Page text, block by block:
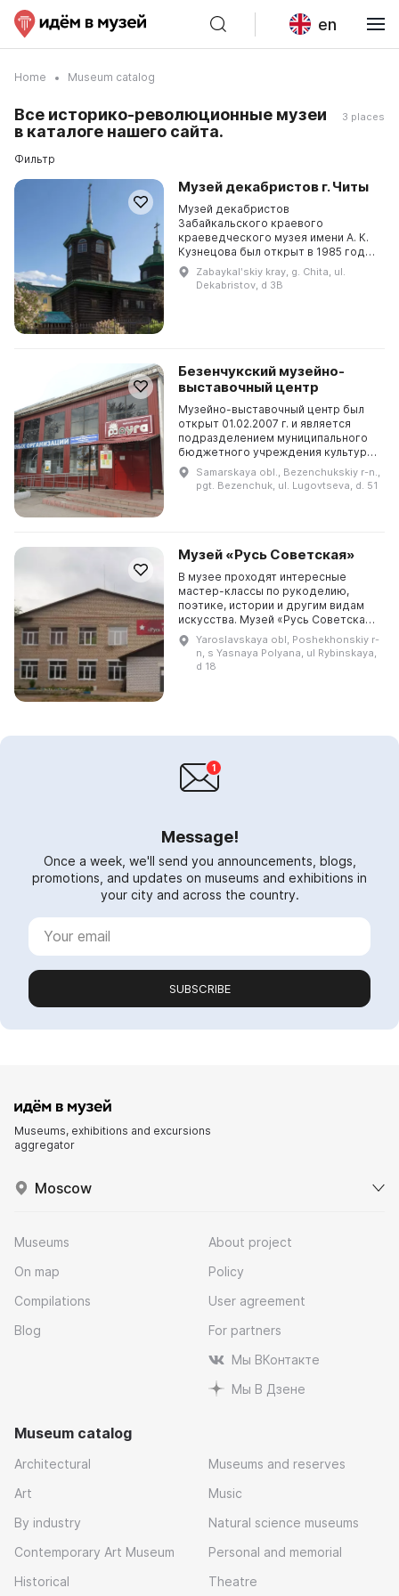
en
Home Museum catalog
Все историко-революционные музеи
в каталоге нашего сайта.
3 places
Фильтр
Музей декабристов г. Читы
Музей декабристов
Забайкальского краевого
краеведческого музея имени А. К.
Кузнецова был открыт в 1985 году
в бывшем Старо-Читинской
Михайло-Архангельской церкви.
Здесь представлено более 870
Zabaykalʹskiy kray, g. Chita, ul.
Dekabristov, d 3B
Безенчукский музейно-
выставочный центр
Музейно-выставочный центр был
открыт 01.02.2007 г. и является
подразделением муниципального
бюджетного учреждения культуры
Безенчукского района. Здесь
предлагается путешествие по семи
залам: «История ...
Samarskaya obl., Bezenchukskiy r-n.,
pgt. Bezenchuk, ul. Lugovtseva, d. 51
Музей «Русь Советская»
В музее проходят интересные
мастер-классы по рукоделию,
поэтике, истории и другим видам
искусства. Музей «Русь Советская»
предлагает настоящее
путешествие в прошлое, даря всем
посетителям незабываемые...
Yaroslavskaya obl, Poshekhonskiy r-
n, s Yasnaya Polyana, ul Rybinskaya,
d 18
Message!
Once a week, we'll send you announcements, blogs,
promotions, and updates on museums and exhibitions in
your city and across the country.
SUBSCRIBE
Museums, exhibitions and excursions
aggregator
Moscow
Museums
On map
Compilations
Blog
About project
Policy
User agreement
For partners
Мы ВКонтакте
Мы В Дзене
Museum catalog
Architectural
Art
By industry
Contemporary Art Museum
Historical
Museums and reserves
Music
Natural science museums
Personal and memorial
Theatre